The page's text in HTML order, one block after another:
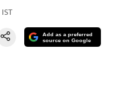
IST
Add as a preferred
source on Google